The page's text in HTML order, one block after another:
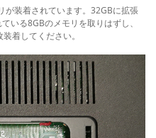
が装着されています。32GBに拡張
いる8GBのメモリを取りはずし、
着してください。